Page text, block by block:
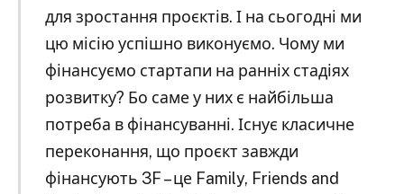
для зростання проєктів. І на сьогодні ми
цю місію успішно виконуємо. Чому ми
фінансуємо стартапи на ранніх стадіях
розвитку? Бо саме у них є найбільша
потреба в фінансуванні. Існує класичне
переконання, що проєкт завжди
фінансують 3F – це Family, Friends and